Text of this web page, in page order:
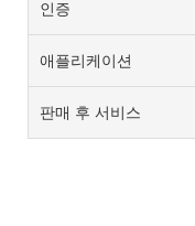
인증
애플리케이션
판매 후 서비스